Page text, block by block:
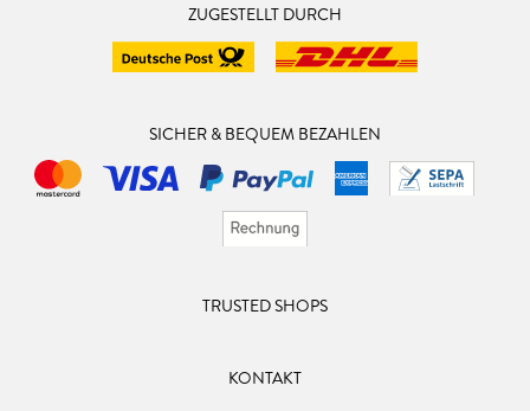
ZUGESTELLT DURCH
SICHER & BEQUEM BEZAHLEN
TRUSTED SHOPS
KONTAKT